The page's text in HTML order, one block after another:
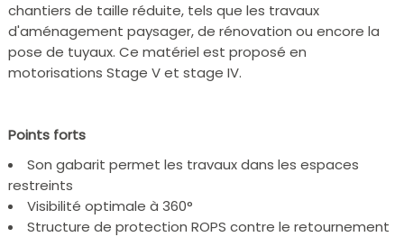
chantiers de taille réduite, tels que les travaux
d'aménagement paysager, de rénovation ou encore la
pose de tuyaux. Ce matériel est proposé en
motorisations Stage V et stage IV.
Points forts
Son gabarit permet les travaux dans les espaces
restreints
Visibilité optimale à 360°
Structure de protection ROPS contre le retournement